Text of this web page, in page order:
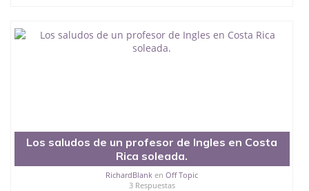
Los saludos de un profesor de Ingles en Costa
Rica soleada.
RichardBlank enOff Topic
3 Respuestas